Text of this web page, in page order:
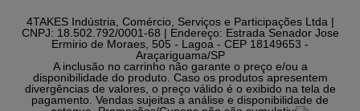
4TAKES Indústria, Comércio, Serviços e Participações Ltda |
CNPJ: 18.502.792/0001-68 | Endereço: Estrada Senador Jose
Ermirio de Moraes, 505 - Lagoa - CEP 18149653 -
Araçariguama/SP
A inclusão no carrinho não garante o preço e/ou a
disponibilidade do produto. Caso os produtos apresentem
divergências de valores, o preço válido é o exibido na tela de
pagamento. Vendas sujeitas a análise e disponibilidade de